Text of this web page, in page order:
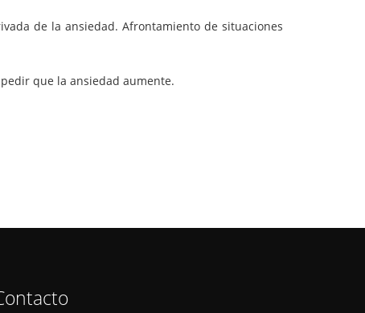
de la ansiedad. Afrontamiento de situaciones
que la ansiedad aumente.